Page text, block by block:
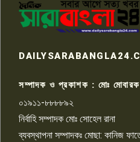
৭
সম্পাদক ও প্রকাশক : মোঃ
০১৯১১-৮৮৮৮৯২
নির্বাহি সম্পাদক মোঃ সোহেল রানা
ব্যবস্থাপনা সম্পাদকঃ মোছা: কানিজ